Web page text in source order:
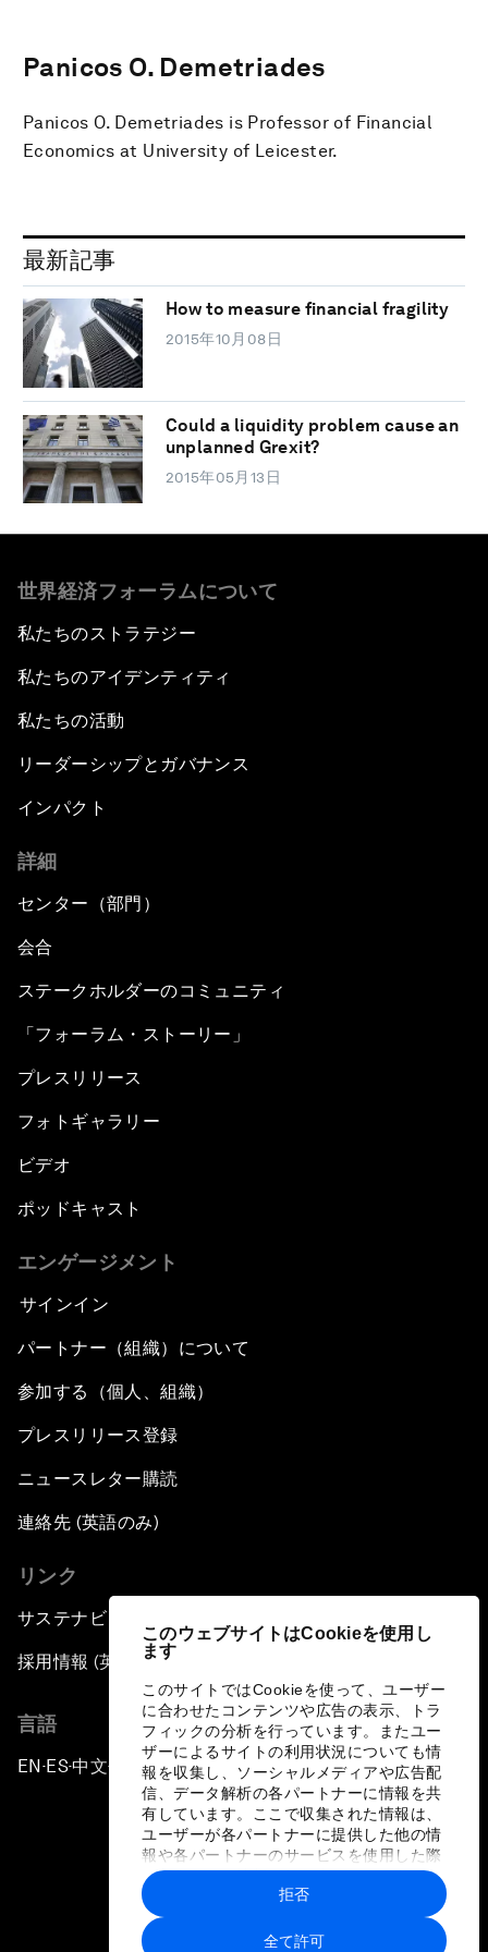
このウェブサイトはCookieを使用し
ます
このサイトではCookieを使って、ユーザー
に合わせたコンテンツや広告の表示、トラ
フィックの分析を行っています。またユー
ザーによるサイトの利用状況についても情
報を収集し、ソーシャルメディアや広告配
信、データ解析の各パートナーに情報を共
有しています。ここで収集された情報は、
ユーザーが各パートナーに提供した他の情
報や各パートナーのサービスを使用した際
に収集された情報と組み合わされ、各パー
トナーによって使用されることがありま
す。
全て許可
拒否
Panicos O. Demetriades
Panicos O. Demetriades is Professor of Financial
Economics at University of Leicester.
最新記事
How to measure financial fragility
2015年10月08日
Could a liquidity problem cause an
unplanned Grexit?
2015年05月13日
世界経済フォーラムについて
私たちのストラテジー
私たちのアイデンティティ
私たちの活動
リーダーシップとガバナンス
インパクト
詳細
センター（部門）
会合
ステークホルダーのコミュニティ
「フォーラム・ストーリー」
プレスリリース
フォトギャラリー
ビデオ
ポッドキャスト
エンゲージメント
サインイン
パートナー（組織）について
参加する（個人、組織）
プレスリリース登録
ニュースレター購読
連絡先 (英語のみ)
リンク
サステナビリティへの取り組み
採用情報 (英語のみ)
言語
EN ▪ES▪中文▪ 日本語
プライバシーポリシーと利用規約